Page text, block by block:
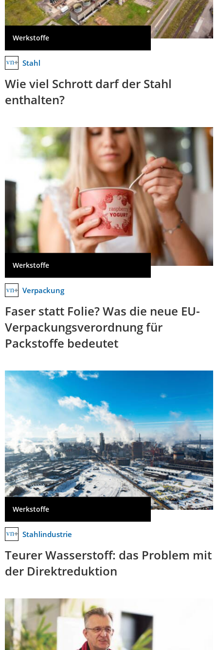
Werkstoffe
Stahl
Wie viel Schrott darf der Stahl
enthalten?
Werkstoffe
Verpackung
Faser statt Folie? Was die neue EU-
Verpackungsverordnung für
Packstoffe bedeutet
Werkstoffe
Stahlindustrie
Teurer Wasserstoff: das Problem mit
der Direktreduktion